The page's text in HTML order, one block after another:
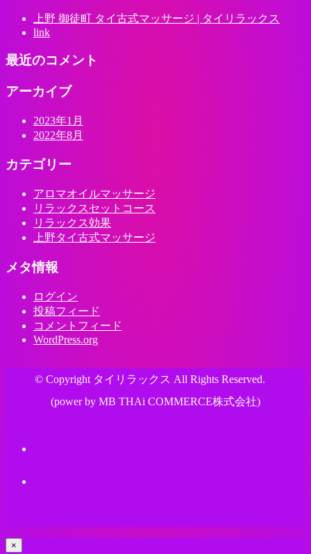
上野 御徒町 タイ古式マッサージ | タイリラックス
link
最近のコメント
アーカイブ
2023年1月
2022年8月
カテゴリー
アロマオイルマッサージ
リラックスセットコース
リラックス効果
上野タイ古式マッサージ
メタ情報
ログイン
投稿フィード
コメントフィード
WordPress.org
© Copyright タイリラックス All Rights Reserved.
(power by MB THAi COMMERCE株式会社)
×